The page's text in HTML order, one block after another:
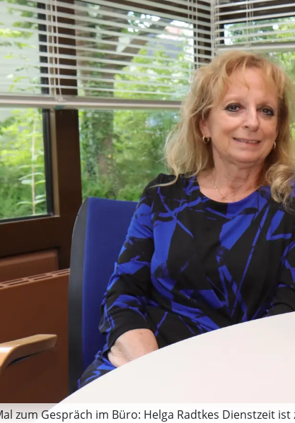
zum Gespräch im Büro: Helga Radtkes Dienstzeit